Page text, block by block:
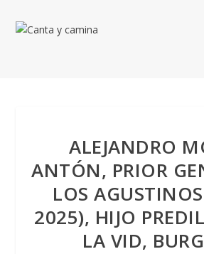
ALEJANDRO
ANTÓN, PRIOR
LOS
2025), HIJO
LA VID,